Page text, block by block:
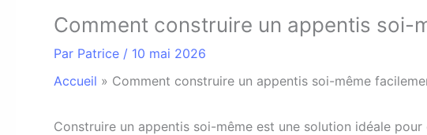
Comment construire un appentis soi-
Par Patrice / 10 mai 2026
Accueil » Comment construire un appentis soi-même
Construire un appentis soi-même est une solution idéale